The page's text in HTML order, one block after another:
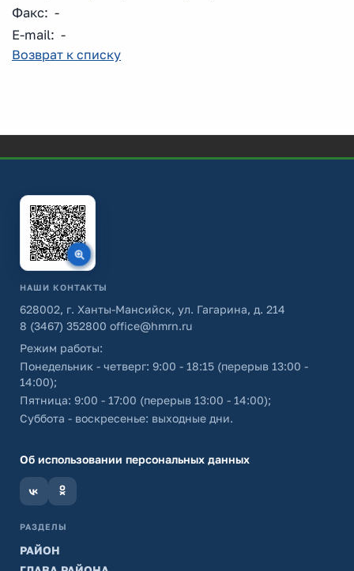
Факс: -
E-mail: -
Возврат к списку
НАШИ КОНТАКТЫ
628002, г. Ханты-Мансийск, ул. Гагарина, д. 214
8 (3467) 352800 office@hmrn.ru
Режим работы:
Понедельник - четверг: 9:00 - 18:15 (перерыв 13:00 -
14:00);
Пятница: 9:00 - 17:00 (перерыв 13:00 - 14:00);
Суббота - воскресенье: выходные дни.
Об использовании персональных данных
РАЗДЕЛЫ
РАЙОН